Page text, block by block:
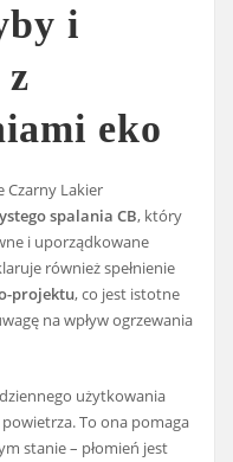
i
z
eko
Czarny Lakier
spalania CB, który
i uporządkowane
również spełnienie
projektu, co jest istotne
na wpływ ogrzewania
użytkowania
To ona pomaga
stanie – płomień jest